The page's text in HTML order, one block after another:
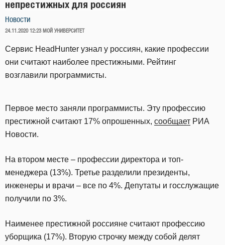
непрестижных для россиян
Новости
ОПУБЛИКОВАНО
24.11.2020 12:23 МОЙ УНИВЕРСИТЕТ
Сервис HeadHunter узнал у россиян, какие профессии
они считают наиболее престижными. Рейтинг
возглавили программисты.
Первое место заняли программисты. Эту профессию
престижной считают 17% опрошенных, сообщает РИА
Новости.
На втором месте – профессии директора и топ-
менеджера (13%). Третье разделили президенты,
инженеры и врачи – все по 4%. Депутаты и госслужащие
получили по 3%.
Наименее престижной россияне считают профессию
уборщика (17%). Вторую строчку между собой делят